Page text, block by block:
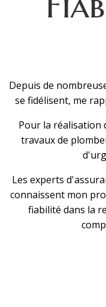
Depuis de
se fidélisent, me
Pour la réalisation
travaux de
Les experts
connaissent mon
fiabilité dans la